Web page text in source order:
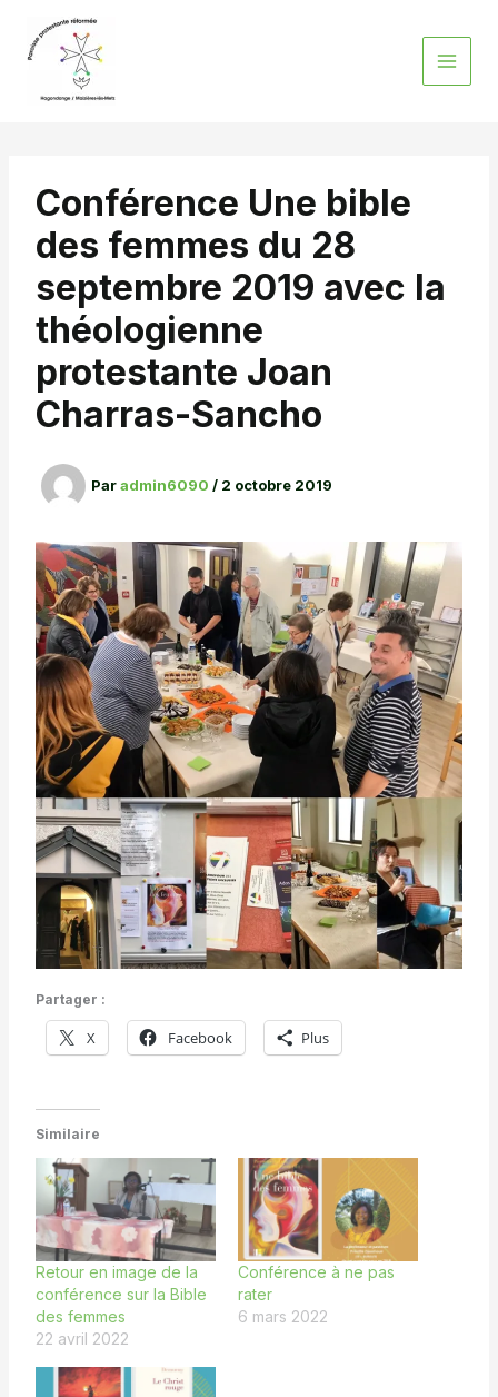
contenu
Conférence Une bible
des femmes du 28
septembre 2019 avec la
théologienne
protestante Joan
Charras-Sancho
Paradmin6090/ 2 octobre 2019
Partager :
X Facebook Plus
Similaire
Retour en image de la
conférence sur la Bible
des femmes
22 avril 2022
Conférence à ne pas
rater
6 mars 2022